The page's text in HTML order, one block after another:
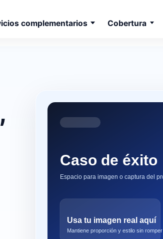
complementarios Cobertura